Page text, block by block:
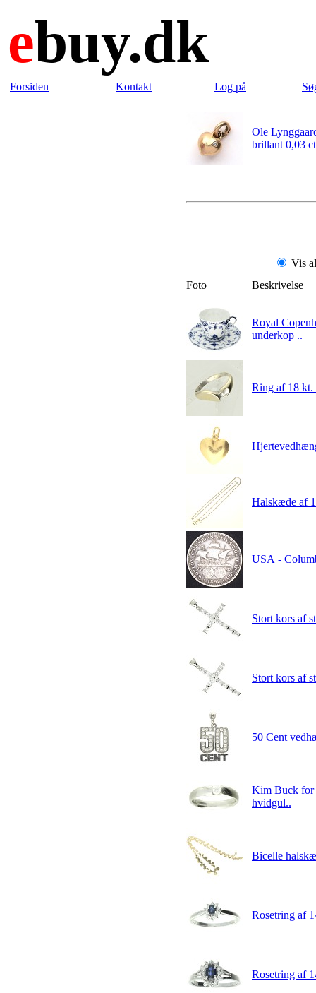
ebuy.dk
Forsiden Kontakt Log på
Ole
brillant 0,03
Vis
Foto
Beskrivelse
Royal
underkop ..
Ring af 18
Halskæde af
USA -
Stort kors af
Stort kors af
50 Cent
Kim Buck for
hvidgul..
Bicelle
Rosetring af
Rosetring af